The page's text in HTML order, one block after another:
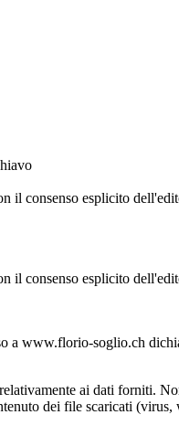
il consenso esplicito
il consenso esplicito
a www.florio-soglio.ch
ai dati forniti.
dei file scaricati